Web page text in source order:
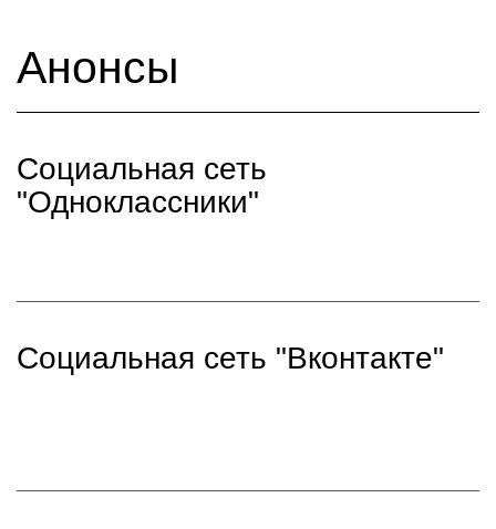
Анонсы
Социальная сеть
"Одноклассники"
Социальная сеть "Вконтакте"